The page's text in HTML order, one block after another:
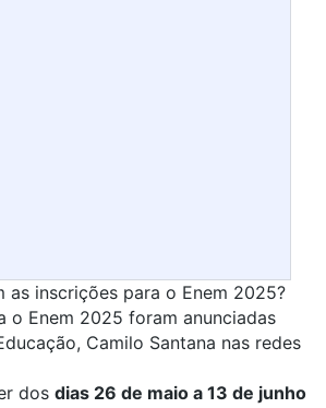
as inscrições para o Enem 2025?
o Enem 2025 foram anunciadas
Camilo Santana nas redes
dos dias 26 de maio a 13 de junho